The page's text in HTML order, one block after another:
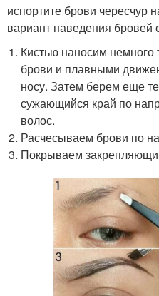
испортите брови
вариант наведения
Кистью наносим
брови и плавными
носу. Затем берем еще
сужающийся край по
волос.
Расчесываем брови по
Покрываем